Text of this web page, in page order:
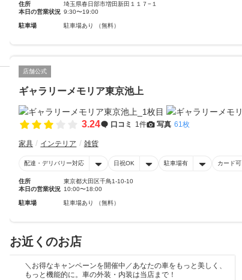
住所
埼玉県春日部市増田新田１１７−１
本日の営業状況 9:30〜19:00
駐車場 駐車場あり （無料）
店舗公式
ギャラリーメモリア東京池上
3.24 口コミ 1件 写真 61枚
家具 インテリア 雑貨
配達・デリバリー対応 日祝OK 駐車場有 カード可
住所
東京都大田区千鳥1-10-10
本日の営業状況 10:00〜18:00
駐車場 駐車場あり （無料）
お近くのお店
＼お得なキャンペーンを開催中／あなたの車をもっと美しく、
もっと機能的に。車の外装・内装は当店まで！